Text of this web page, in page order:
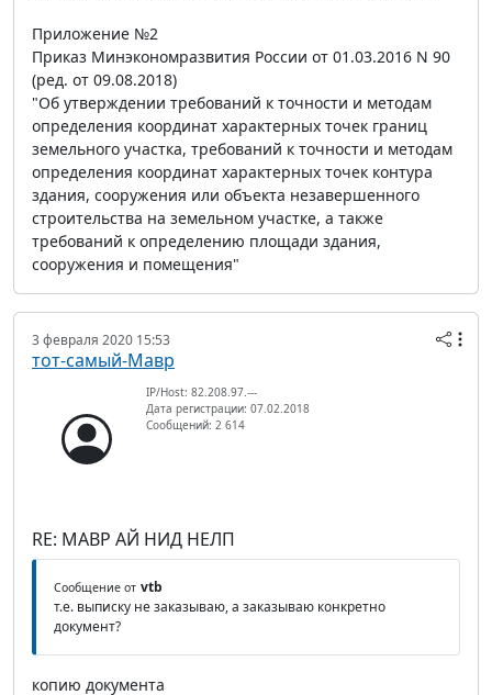
Приложение №2
Приказ Минэкономразвития России от 01.03.2016 N 90
(ред. от 09.08.2018)
"Об утверждении требований к точности и методам
определения координат характерных точек границ
земельного участка, требований к точности и методам
определения координат характерных точек контура
здания, сооружения или объекта незавершенного
строительства на земельном участке, а также
требований к определению площади здания,
сооружения и помещения"
3 февраля 2020 15:53
тот-самый-Мавр
IP/Host: 82.208.97.---
Дата регистрации: 07.02.2018
Сообщений: 2 614
RE: МАВР АЙ НИД НЕЛП
Сообщение от vtb
т.е. выписку не заказываю, а заказываю конкретно
документ?
копию документа